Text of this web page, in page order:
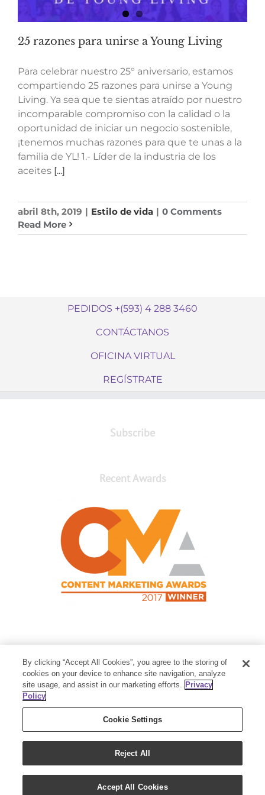
25 razones para unirse a Young Living
Para celebrar nuestro 25° aniversario, estamos
compartiendo 25 razones para unirse a Young
Living. Ya sea que te sientas atraído por nuestro
incomparable compromiso con la calidad o la
oportunidad de iniciar un negocio sostenible,
¡tenemos muchas razones para que te unas a la
familia de YL! 1.- Líder de la industria de los
aceites [...]
abril 8th, 2019 | Estilo de vida | 0 Comments
Read More
PEDIDOS +(593) 4 288 3460
CONTÁCTANOS
OFICINA VIRTUAL
REGÍSTRATE
Subscribe
Recent Awards
Member Services:
1-800-371-3515
Thanksgiving Point Business Park
3125 Executive Parkway
Lehi, UT 84043
By clicking “Accept All Cookies”, you agree to the storing of
cookies on your device to enhance site navigation, analyze
site usage, and assist in our marketing efforts. Privacy
Policy
Cookie Settings
Reject All
Accept All Cookies